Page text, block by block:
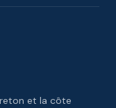
et la côte